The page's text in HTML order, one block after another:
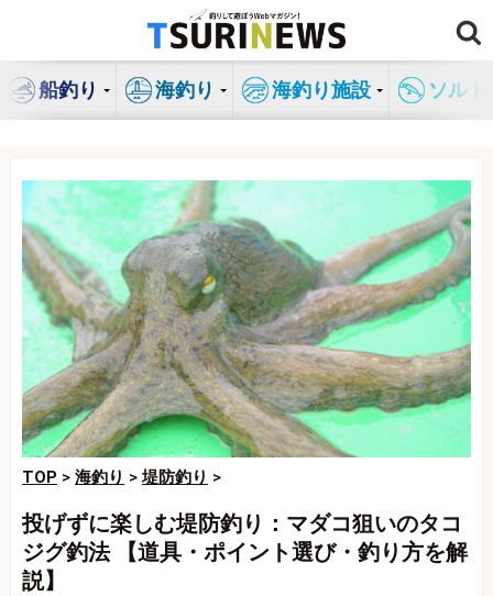
ン
船釣り 海釣り 海釣り施設 ソル
TOP > 海釣り >堤防釣り >
投げずに楽しむ堤防釣り：マダコ狙いのタコ
ジグ釣法 【道具・ポイント選び・釣り方を解
説】